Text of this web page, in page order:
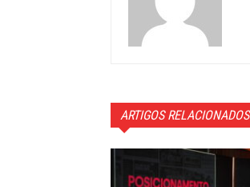
ARTIGOS RELACIONADOS